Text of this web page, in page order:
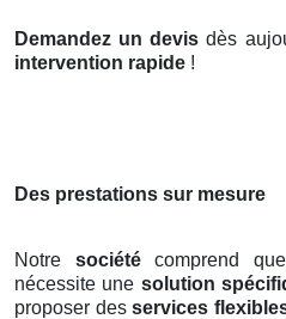
Demandez un devis dès
intervention rapide !
Des prestations sur mesure
Notre sociétécomprend
nécessite une solution
proposer desservices